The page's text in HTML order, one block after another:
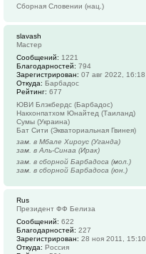
Сборная Словении (нац.)
slavash
Мастер
Сообщений: 1221
Благодарностей: 794
Зарегистрирован: 07 авг 2022, 16:18
Откуда: Барбадос
Рейтинг: 677
ЮВИ Блэкбердс (Барбадос)
Накхонпатхом Юнайтед (Таиланд)
Сумы (Украина)
Бат Сити (Экваториальная Гвинея)
зам. в Мбале Хироус (Уганда)
зам. в Аль-Синаа (Ирак)
зам. в сборной Барбадоса (мол.)
зам. в сборной Барбадоса (юн.)
Rus
Президент ФФ Белиза
Сообщений: 622
Благодарностей: 227
Зарегистрирован: 28 ноя 2011, 15:10
Откуда: Россия